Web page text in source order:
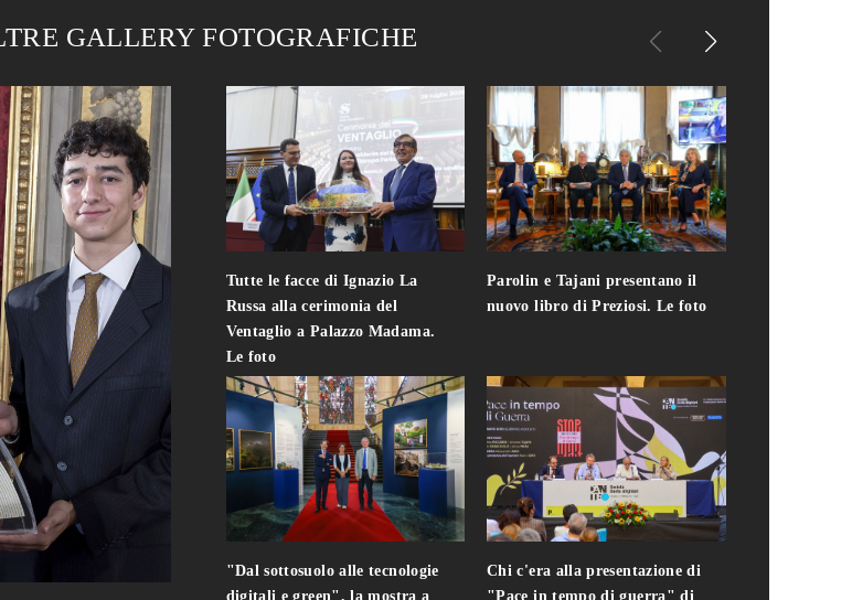
GALLERY FOTOGRAFICHE
Tutte le facce di Ignazio La
Russa alla cerimonia del
Ventaglio a Palazzo Madama.
Le foto
"Dal sottosuolo alle tecnologie
digitali e green", la mostra a
Parolin e Tajani presentano il
nuovo libro di Preziosi. Le foto
Chi c'era alla presentazione di
"Pace in tempo di guerra" di